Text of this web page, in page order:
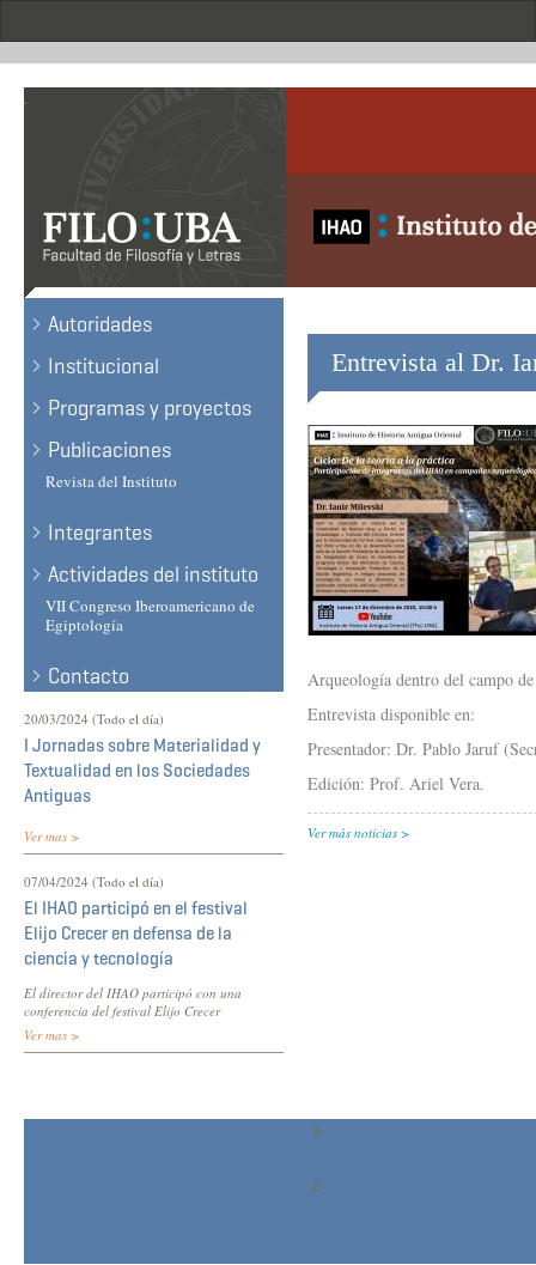
.
Autoridades
Institucional
Programas y proyectos
Publicaciones
Revista del Instituto
Integrantes
Actividades del instituto
VII Congreso Iberoamericano de
Egiptología
Contacto
20/03/2024 (Todo el día)
I Jornadas sobre Materialidad y
Textualidad en los Sociedades
Antiguas
Ver mas >
07/04/2024 (Todo el día)
El IHAO participó en el festival
Elijo Crecer en defensa de la
ciencia y tecnología
El director del IHAO participó con una
conferencia del festival Elijo Crecer
Ver mas >
Entrevista al Dr.
Arqueología dentro del campo
Entrevista disponible en:
Presentador: Dr. Pablo Jaruf
Edición: Prof. Ariel Vera.
Ver más noticias